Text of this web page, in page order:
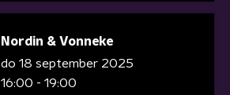
Nordin & Vonneke
do 18 september 2025
16:00 - 19:00